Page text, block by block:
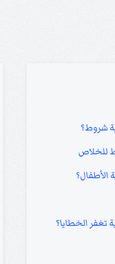
شروط؟
للخلاص
الأطفال؟
الخطايا؟